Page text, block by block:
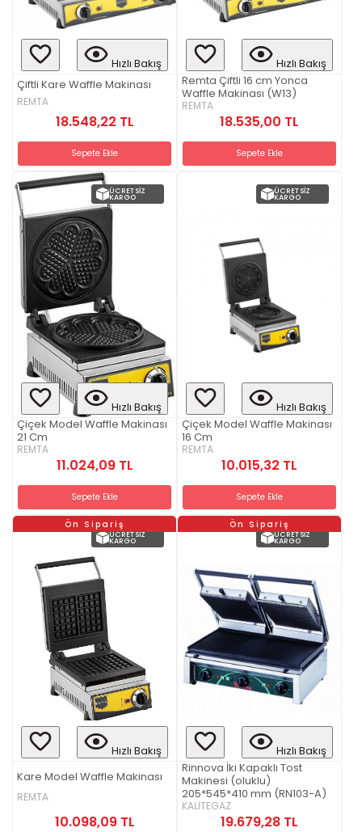
Hızlı Bakış
Çiftli Kare Waffle Makinası
REMTA
18.548,22 TL
Sepete Ekle
Hızlı Bakış
Remta Çiftli 16 cm Yonca
Waffle Makinası (W13)
REMTA
18.535,00 TL
Sepete Ekle
ÜCRETSIZ
KARGO
Hızlı Bakış
Çiçek Model Waffle Makinası
21 Cm
REMTA
11.024,09 TL
Sepete Ekle
ÜCRETSIZ
KARGO
Hızlı Bakış
Çiçek Model Waffle Makinası
16 Cm
REMTA
10.015,32 TL
Sepete Ekle
Ön Sipariş
ÜCRETSIZ
KARGO
Hızlı Bakış
Kare Model Waffle Makinası
REMTA
10.098,09 TL
Ön Sipariş
ÜCRETSIZ
KARGO
Hızlı Bakış
Rinnova İki Kapaklı Tost
Makinesi (oluklu)
205*545*410 mm (RN103-A)
KALİTEGAZ
19.679,28 TL